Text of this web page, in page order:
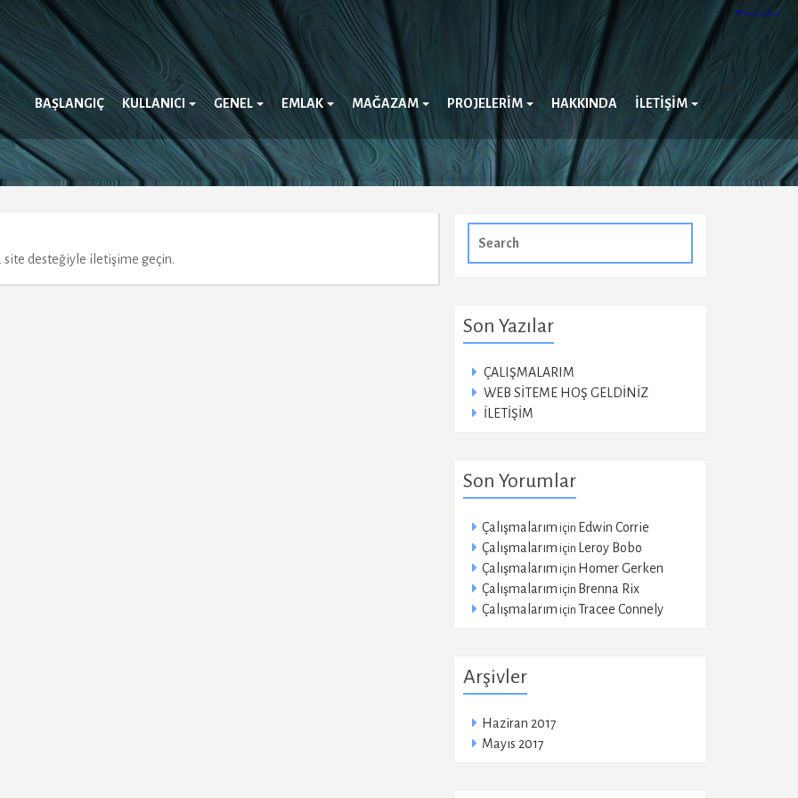
BAŞLANGIÇ KULLANICI GENEL EMLAK MAĞAZAM PROJELERIM HAKKINDA İLETIŞIM
site desteğiyle iletişime geçin.
for:
Son Yazılar
ÇALIŞMALARIM
WEB SİTEME HOŞ GELDİNİZ
İLETİŞİM
Son Yorumlar
Çalışmalarım için Edwin Corrie
Çalışmalarım için
Leroy Bobo
Çalışmalarım için Homer Gerken
Çalışmalarım için Brenna Rix
Çalışmalarım için Tracee Connely
Arşivler
Haziran 2017
Mayıs 2017